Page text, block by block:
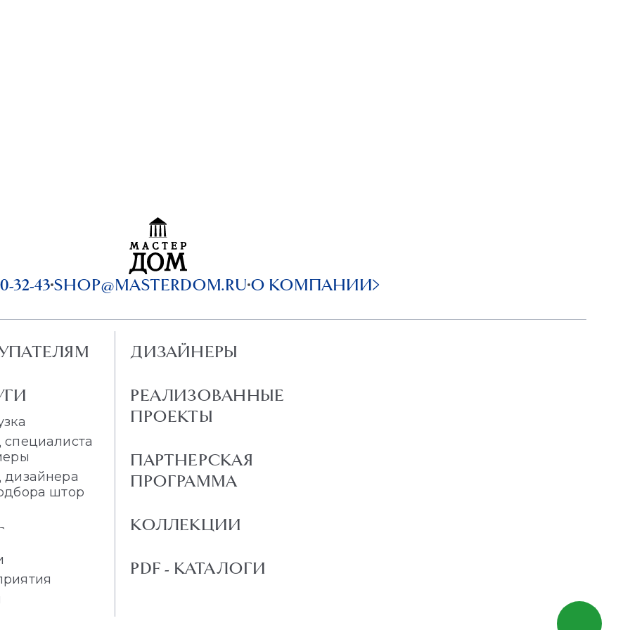
32-43SHOP@MASTERDOM.RUО КОМПАНИИ
дизайнера
штор
ДИЗАЙНЕРЫ
РЕАЛИЗОВАННЫЕ
ПРОЕКТЫ
ПАРТНЕРСКАЯ
ПРОГРАММА
КОЛЛЕКЦИИ
PDF - КАТАЛОГИ